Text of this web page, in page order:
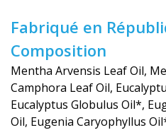
Fabriqué en
Composition
Mentha Arvensis Leaf Oil,
Camphora Leaf Oil,
Eucalyptus Globulus Oil*,
Oil, Eugenia Caryophyllus